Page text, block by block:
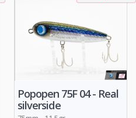
Popopen 75F 04 - Real
silverside